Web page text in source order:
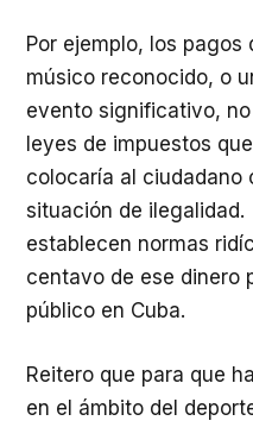
Por ejemplo, los
músico reconocido, o
evento significativo,
leyes de impuestos
colocaría al ciudadano
situación de
establecen normas
centavo de ese dinero
público en Cuba.
Reitero que para que
en el ámbito del